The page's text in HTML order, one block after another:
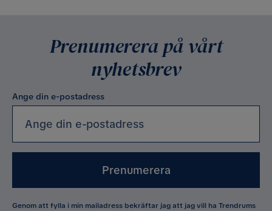
Prenumerera på vårt
nyhetsbrev
Ange din e-postadress
Prenumerera
Genom att fylla i min mailadress bekräftar jag att jag vill ha Trendrums